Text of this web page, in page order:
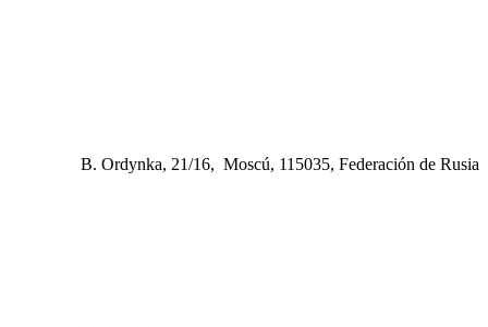
B. Ordynka, 21/16, Moscú, 115035, Federación de Rusia